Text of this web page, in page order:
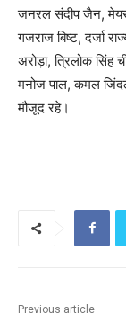
जनरल संदीप जैन, मेयर
गजराज बिष्ट, दर्जा
अरोड़ा, त्रिलोक सिंह
मनोज पाल, कमल
मौजूद रहे।
Previous article